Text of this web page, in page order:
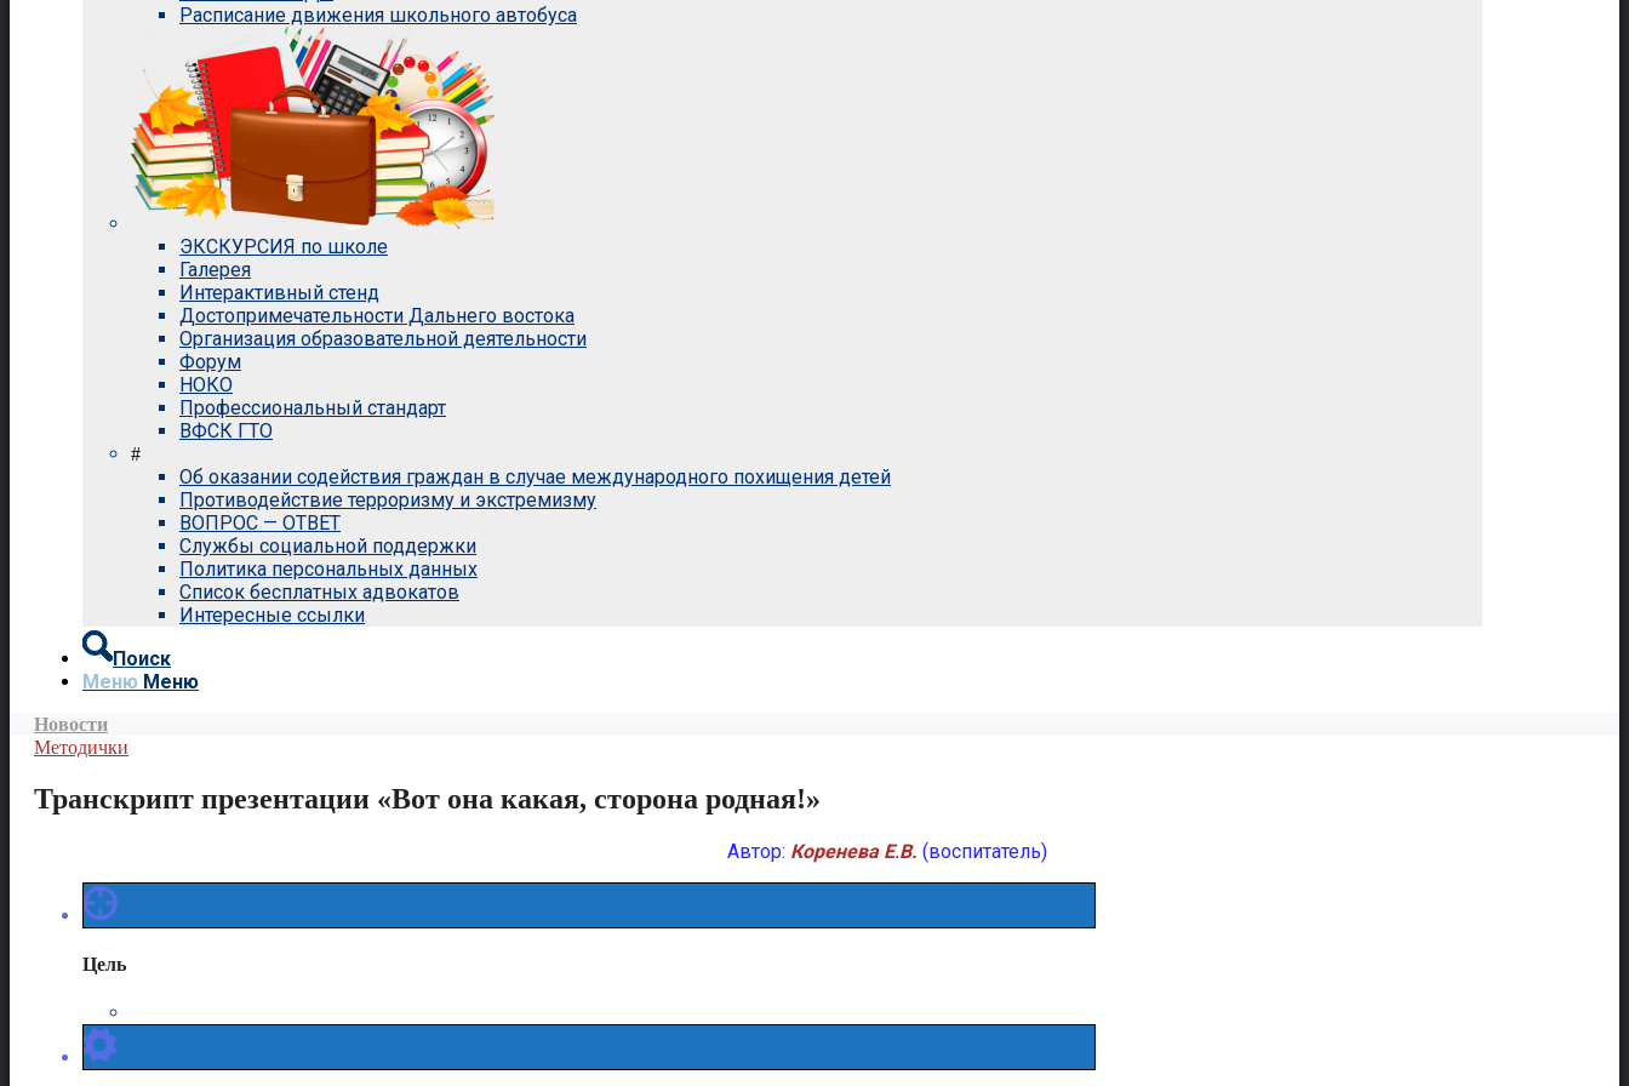
Расписание движения школьного автобуса
ЭКСКУРСИЯ по школе
Галерея
Интерактивный стенд
Достопримечательности Дальнего востока
Организация образовательной деятельности
Форум
НОКО
Профессиональный стандарт
ВФСК ГТО
#
Об оказании содействия граждан в случае международного похищения детей
Противодействие терроризму и экстремизму
ВОПРОС — ОТВЕТ
Службы социальной поддержки
Политика персональных данных
Список бесплатных адвокатов
Интересные ссылки
Поиск
Меню Меню
Новости
Методички
Транскрипт презентации «Вот она какая, сторона родная!»
Автор: Коренева Е.В. (воспитатель)
Цель